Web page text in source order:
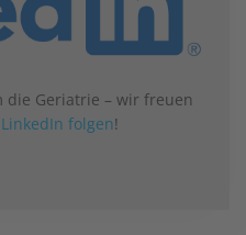
Geriatrie – wir freuen
folgen!